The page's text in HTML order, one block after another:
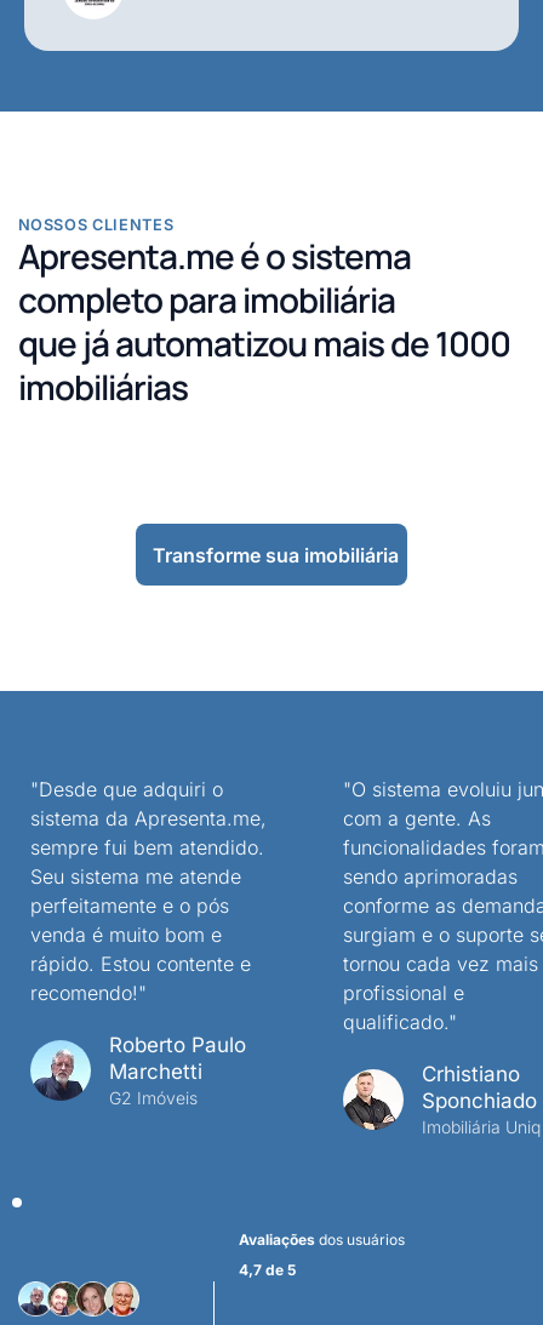
NOSSOS CLIENTES
Apresenta.me é o sistema
completo para imobiliária
que já automatizou mais de 1000
imobiliárias
Transforme sua imobiliária
"Desde que adquiri o
sistema da Apresenta.me,
sempre fui bem atendido.
Seu sistema me atende
perfeitamente e o pós
venda é muito bom e
rápido. Estou contente e
recomendo!"
Roberto Paulo
Marchetti
G2 Imóveis
"O sistema evoluiu
com a gente. As
funcionalidades
sendo aprimoradas
conforme as
surgiam e o suporte
tornou cada vez mais
profissional e
qualificado."
Crhistiano
Sponchiado
Imobiliária Uniq
4,7 de 5
Avaliações dos usuários